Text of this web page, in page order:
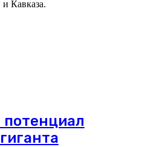
Кавказа.
потенциал